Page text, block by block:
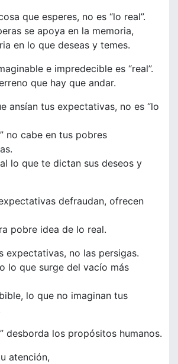
que esperes, no es “lo real”.
se apoya en la memoria,
en lo que deseas y temes.
e impredecible es “real”.
que hay que andar.
ansían tus expectativas, no es “lo
no cabe en tus pobres
lo que te dictan sus deseos y
defraudan, ofrecen
pobre idea de lo real.
expectativas, no las persigas.
lo que surge del vacío más
lo que no imaginan tus
desborda los propósitos humanos.
atención,